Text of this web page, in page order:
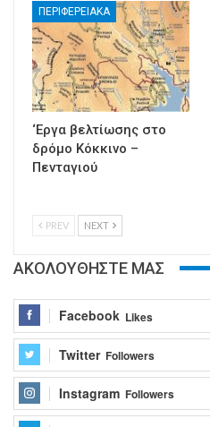
ΠΕΡΙΦΕΡΕΙΑΚΑ
‘Εργα βελτίωσης στο
δρόμο Κόκκινο –
Πενταγιού
PREV NEXT
ΑΚΟΛΟΥΘΗΣΤΕ ΜΑΣ
Facebook Likes
Twitter Followers
Instagram Followers